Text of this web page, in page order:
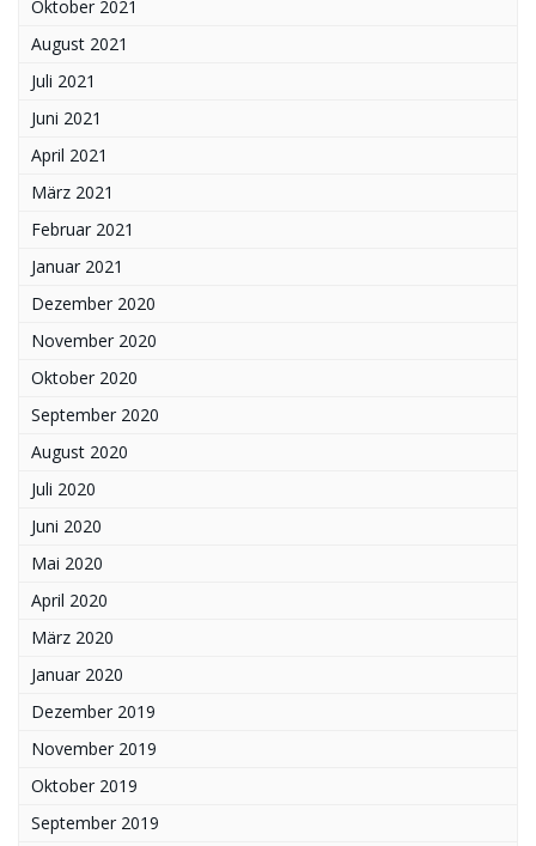
Oktober 2021
August 2021
Juli 2021
Juni 2021
April 2021
März 2021
Februar 2021
Januar 2021
Dezember 2020
November 2020
Oktober 2020
September 2020
August 2020
Juli 2020
Juni 2020
Mai 2020
April 2020
März 2020
Januar 2020
Dezember 2019
November 2019
Oktober 2019
September 2019